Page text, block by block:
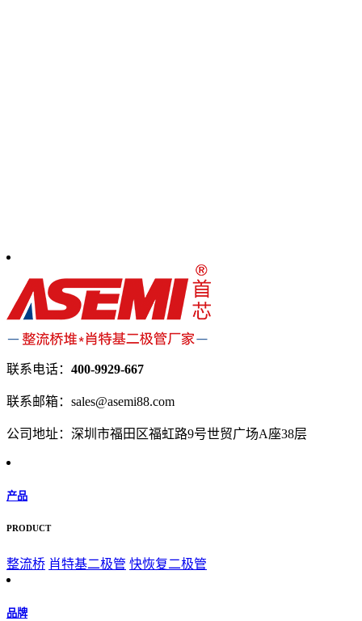
联系电话： 400-9929-667
联系邮箱：sales@asemi88.com
公司地址：深圳市福田区福虹路9号世贸广场A座38层
产品
PRODUCT
整流桥 肖特基二极管 快恢复二极管
品牌